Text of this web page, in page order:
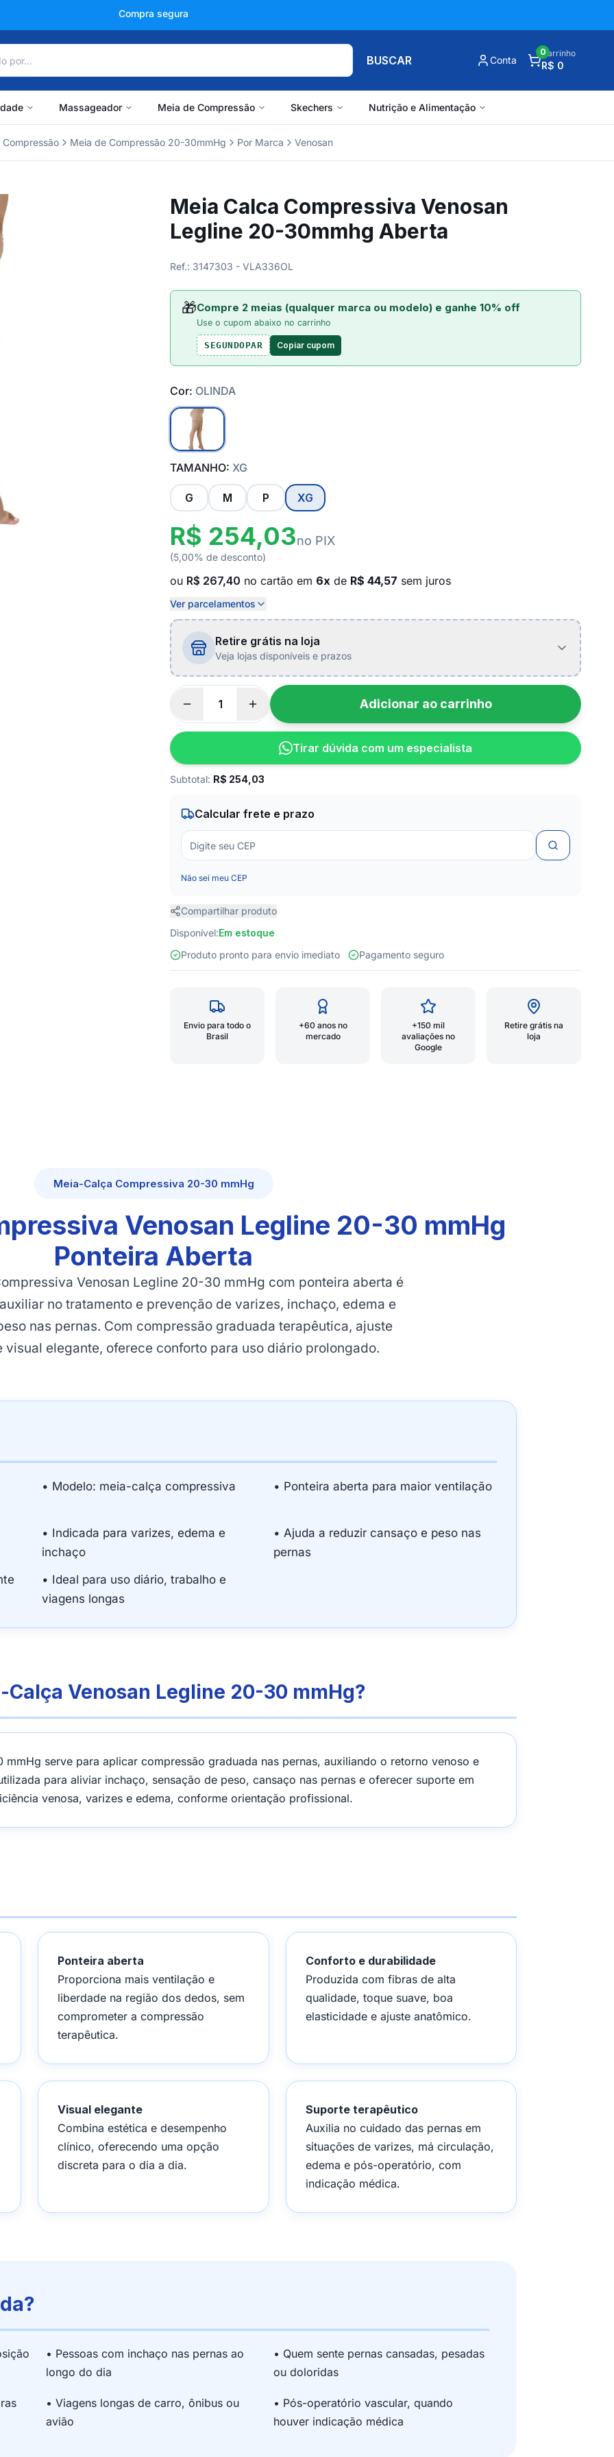
+150 mil avaliações
BUSCAR Conta
Carrinho
R$ 0
0
Massageador Meia de Compressão Skechers Nutrição e Alimentação
Compressão Meia de Compressão 20-30mmHg Por Marca Venosan
Meia Calca Compressiva Venosan
Legline 20-30mmhg Aberta
Ref.: 3147303 - VLA336OL
🎁Compre 2 meias (qualquer marca ou modelo) e ganhe 10% off
Use o cupom abaixo no carrinho
SEGUNDOPAR Copiar cupom
Cor: OLINDA
TAMANHO: XG
G M P XG
R$ 254,03no PIX
(5,00% de desconto)
ou R$ 267,40 no cartão em 6x de R$ 44,57 sem juros
Ver parcelamentos
Retire grátis na loja
Veja lojas disponíveis e prazos
Adicionar ao carrinho
Tirar dúvida com um especialista
Subtotal: R$ 254,03
Calcular frete e prazo
Não sei meu CEP
Compartilhar produto
Disponível:Em estoque
Produto pronto para envio imediato
Pagamento seguro
Envio para todo o
Brasil
+60 anos no
mercado
+150 mil
avaliações no
Google
Retire grátis na
loja
Meia-Calça Compressiva 20-30 mmHg
Venosan Legline 20-30 mmHg
Ponteira Aberta
Venosan Legline 20-30 mmHg com ponteira aberta é
no tratamento e prevenção de varizes, inchaço, edema e
nas pernas. Com compressão graduada terapêutica, ajuste
visual elegante, oferece conforto para uso diário prolongado.
• Modelo: meia-calça compressiva • Ponteira aberta para maior ventilação
• Indicada para varizes, edema e
inchaço
• Ajuda a reduzir cansaço e peso nas
pernas
• Ideal para uso diário, trabalho e
viagens longas
Calça Venosan Legline 20-30 mmHg?
mmHg serve para aplicar compressão graduada nas pernas, auxiliando o retorno venoso e
para aliviar inchaço, sensação de peso, cansaço nas pernas e oferecer suporte em
venosa, varizes e edema, conforme orientação profissional.
Ponteira aberta
Proporciona mais ventilação e
liberdade na região dos dedos, sem
comprometer a compressão
terapêutica.
Conforto e durabilidade
Produzida com fibras de alta
qualidade, toque suave, boa
elasticidade e ajuste anatômico.
Visual elegante
Combina estética e desempenho
clínico, oferecendo uma opção
discreta para o dia a dia.
Suporte terapêutico
Auxilia no cuidado das pernas em
situações de varizes, má circulação,
edema e pós-operatório, com
indicação médica.
• Pessoas com inchaço nas pernas ao
longo do dia
• Quem sente pernas cansadas, pesadas
ou doloridas
• Viagens longas de carro, ônibus ou
avião
• Pós-operatório vascular, quando
houver indicação médica